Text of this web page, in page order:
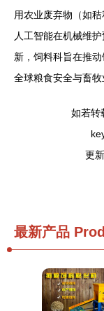
用农业废弃物（如
人工智能在机械维
新，饲料科旨在推
全球粮食安全与畜牧
如若转
更
最新产品